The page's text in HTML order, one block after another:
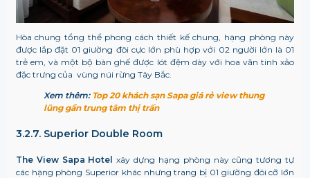
Hòa chung tổng thể phong cách thiết kế chung, hạng phòng này
được lắp đặt 01 giường đôi cực lớn phù hợp với 02 người lớn là 01
trẻ em, và một bộ bàn ghế được lót đệm dày với hoa văn tinh xảo
đặc trưng của vùng núi rừng Tây Bắc.
Xem thêm: Top 20 khách sạn Sapa giá rẻ view thung
lũng gần trung tâm thị trấn
3.2.7. Superior Double Room
The View Sapa Hotelxây dựng hạng phòng này cũng tương tự
các hạng phòng Superior khác nhưng trang bị 01 giường đôi cỡ lớn